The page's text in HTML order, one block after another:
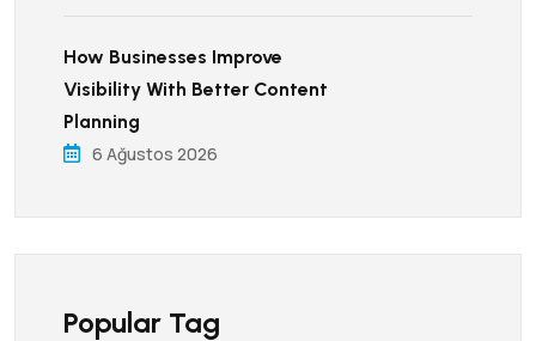
How Businesses Improve
Visibility With Better Content
Planning
6 Ağustos 2026
Popular Tag